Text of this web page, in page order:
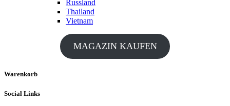
Russland
Thailand
Vietnam
MAGAZIN KAUFEN
Warenkorb
Social Links